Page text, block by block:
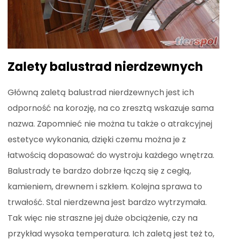
Zalety balustrad nierdzewnych
Główną zaletą balustrad nierdzewnych jest ich
odporność na korozję, na co zresztą wskazuje sama
nazwa. Zapomnieć nie można tu także o atrakcyjnej
estetyce wykonania, dzięki czemu można je z
łatwością dopasować do wystroju każdego wnętrza.
Balustrady te bardzo dobrze łączą się z cegłą,
kamieniem, drewnem i szkłem. Kolejna sprawa to
trwałość. Stal nierdzewna jest bardzo wytrzymała.
Tak więc nie straszne jej duże obciążenie, czy na
przykład wysoka temperatura. Ich zaletą jest też to,